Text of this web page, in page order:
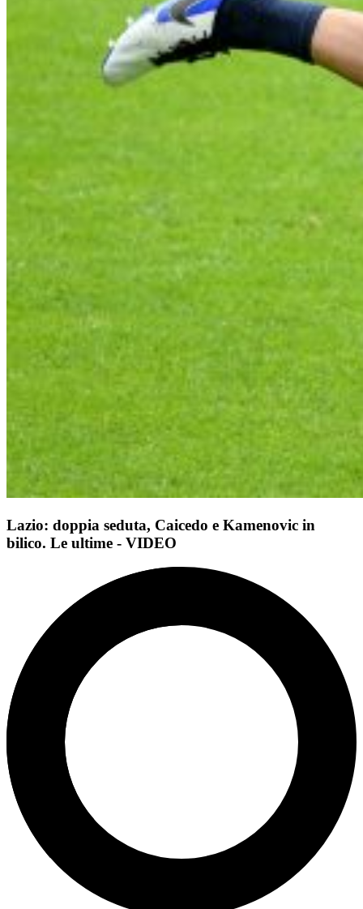
Lazio: doppia seduta, Caicedo e Kamenovic in
bilico. Le ultime - VIDEO